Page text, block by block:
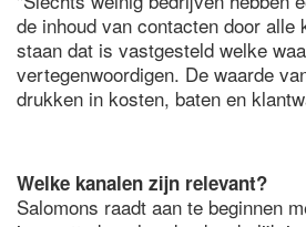
de inhoud van contacten door alle
staan dat is vastgesteld welke
vertegenwoordigen. De waarde
drukken in kosten, baten en
Welke kanalen zijn relevant?
Salomons raadt aan te beginnen